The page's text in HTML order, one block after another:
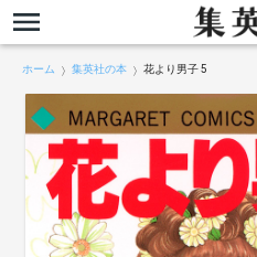
ホーム 集英社の本 花より男子 5